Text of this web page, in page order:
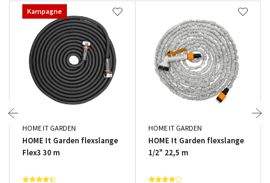
Kampagne
HOME IT GARDEN
HOME It Garden flexslange
Flex3 30 m
HOME IT GARDEN
HOME It Garden flexslange
1/2" 22,5 m